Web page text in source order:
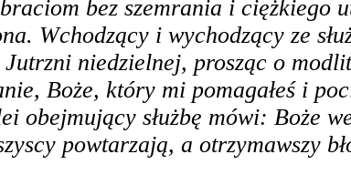
bez szemrania i
Wchodzący i wychodzący ze
niedzielnej, prosząc o
Boże, który mi pomagałeś i
obejmujący służbę mówi: Boże
powtarzają, a otrzymawszy